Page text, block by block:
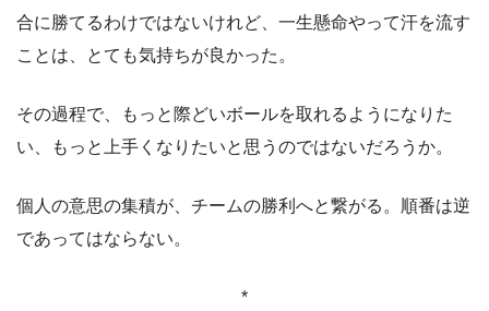
合に勝てるわけではないけれど、一生懸命やって汗を流す
ことは、とても気持ちが良かった。
その過程で、もっと際どいボールを取れるようになりた
い、もっと上手くなりたいと思うのではないだろうか。
個人の意思の集積が、チームの勝利へと繋がる。順番は逆
であってはならない。
*